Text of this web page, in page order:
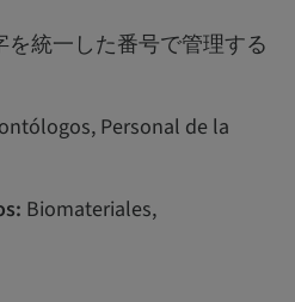
を統一した番号で管理する
Personal de la
Biomateriales,